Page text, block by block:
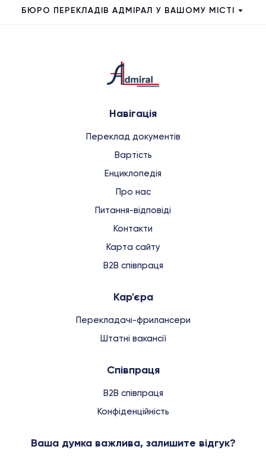
БЮРО ПЕРЕКЛАДІВ АДМІРАЛ У ВАШОМУ МІСТІ
Навігація
Переклад документів
Вартість
Енциклопедія
Про нас
Питання-відповіді
Контакти
Карта сайту
B2B співпраця
Кар'єра
Перекладачі-фрилансери
Штатні вакансії
Співпраця
B2B співпраця
Конфіденційність
Ваша думка важлива, залишите відгук?